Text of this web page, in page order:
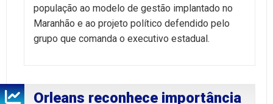
população ao modelo de gestão implantado no
Maranhão e ao projeto político defendido pelo
grupo que comanda o executivo estadual.
Orleans reconhece importância